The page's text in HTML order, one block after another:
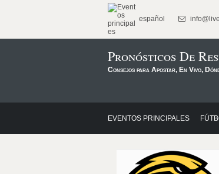
español
Pronósticos De
Consejos para Apostar, En Vivo,
EVENTOS PRINCIPALES